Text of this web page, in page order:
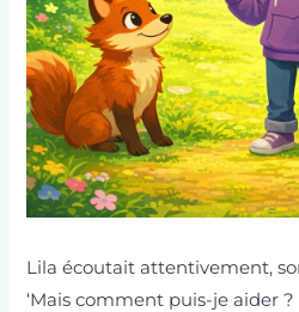
Lila écoutait attentivement,
‘Mais comment puis-je aider ?